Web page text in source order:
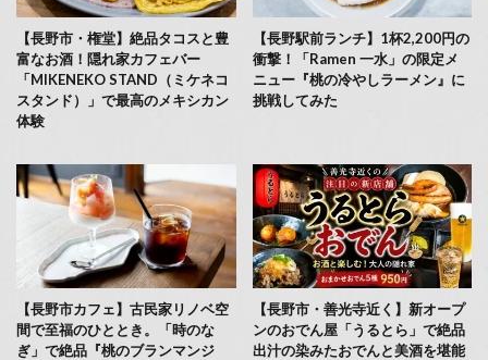
【長野市・権堂】絶品タコスと豊
富なお酒！隠れ家カフェバー
「MIKENEKO STAND（ミケネコ
スタンド）」で最高のメキシカン
体験
【長野駅前ランチ】1杯2,200円の
衝撃！「Ramen 一水」の限定メ
ニュー『桃の冷やしラーメン』に
挑戦してみた
【長野市カフェ】古民家リノベ空
間で至福のひととき。「時のな
ぎ」で絶品『桃のブランマンジ
【長野市・善光寺近く】新オープ
ンのおでん屋「うるとら」で絶品
出汁の染みたおでんと美酒を堪能